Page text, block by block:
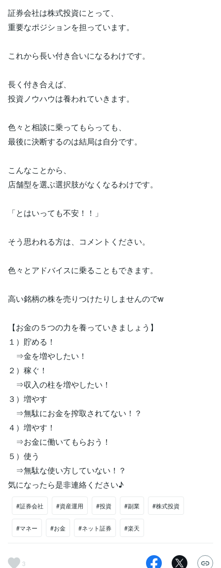
証券会社は株式投資にとって、
重要なポジションを担っています。
これから長い付き合いになるわけです。
長く付き合えば、
投資ノウハウは養われていきます。
色々と相談に乗ってもらっても、
最後に決断するのは結局は自分です。
こんなことから、
店舗型を選ぶ選択肢がなくなるわけです。
「とはいっても不安！！」
そう思われる方は、コメントください。
色々とアドバイスに乗ることもできます。
高い銘柄の株を売りつけたりしませんのでw
【お金の５つの力を養っていきましょう】
１）貯める！
⇒金を増やしたい！
２）稼ぐ！
⇒収入の柱を増やしたい！
３）増やす
⇒無駄にお金を搾取されてない！？
４）増やす！
⇒お金に働いてもらおう！
５）使う
⇒無駄な使い方していない！？
気になったら是非連絡ください♪
#証券会社 #資産運用 #投資 #副業 #株式投資
#マネー #お金 #ネット証券 #楽天
3